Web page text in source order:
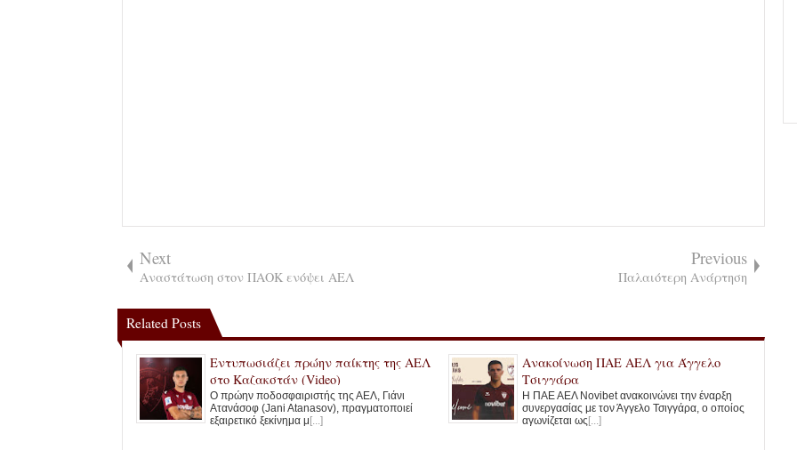
Next
Αναστάτωση στον ΠΑΟΚ ενόψει ΑΕΛ
Previous
Παλαιότερη Ανάρτηση
Related Posts
Εντυπωσιάζει πρώην παίκτης της ΑΕΛ
στο Καζακστάν (Video)
Ο πρώην ποδοσφαιριστής της ΑΕΛ, Γιάνι
Ατανάσοφ (Jani Atanasov), πραγματοποιεί
εξαιρετικό ξεκίνημα μ[...]
Ανακοίνωση ΠΑΕ ΑΕΛ για Άγγελο
Τσιγγάρα
Η ΠΑΕ ΑΕΛ Novibet ανακοινώνει την έναρξη
συνεργασίας με τον Άγγελο Τσιγγάρα, ο οποίος
αγωνίζεται ως[...]